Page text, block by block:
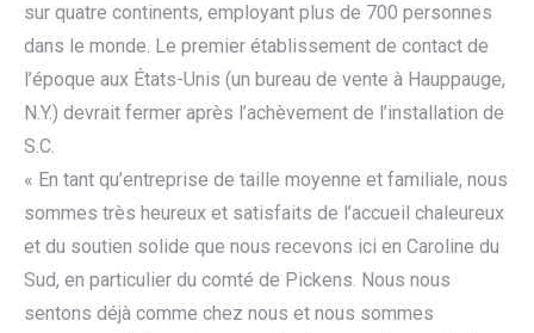
sur quatre continents, employant plus de 700 personnes
dans le monde. Le premier établissement de contact de
l’époque aux États-Unis (un bureau de vente à Hauppauge,
N.Y.) devrait fermer après l’achèvement de l’installation de
S.C.
« En tant qu’entreprise de taille moyenne et familiale, nous
sommes très heureux et satisfaits de l’accueil chaleureux
et du soutien solide que nous recevons ici en Caroline du
Sud, en particulier du comté de Pickens. Nous nous
sentons déjà comme chez nous et nous sommes